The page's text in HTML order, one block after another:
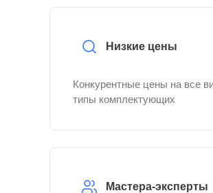
Низкие цены
Конкурентные цены на все
типы комплектующих
Мастера-эксперты